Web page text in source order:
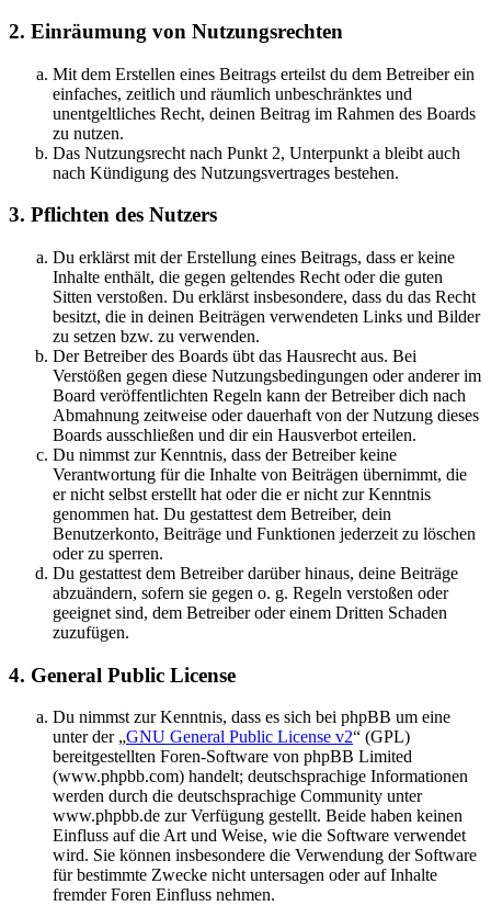
2. Einräumung von Nutzungsrechten
Mit dem Erstellen eines Beitrags erteilst du dem Betreiber ein
einfaches, zeitlich und räumlich unbeschränktes und
unentgeltliches Recht, deinen Beitrag im Rahmen des Boards
zu nutzen.
Das Nutzungsrecht nach Punkt 2, Unterpunkt a bleibt auch
nach Kündigung des Nutzungsvertrages bestehen.
3. Pflichten des Nutzers
Du erklärst mit der Erstellung eines Beitrags, dass er keine
Inhalte enthält, die gegen geltendes Recht oder die guten
Sitten verstoßen. Du erklärst insbesondere, dass du das Recht
besitzt, die in deinen Beiträgen verwendeten Links und Bilder
zu setzen bzw. zu verwenden.
Der Betreiber des Boards übt das Hausrecht aus. Bei
Verstößen gegen diese Nutzungsbedingungen oder anderer im
Board veröffentlichten Regeln kann der Betreiber dich nach
Abmahnung zeitweise oder dauerhaft von der Nutzung dieses
Boards ausschließen und dir ein Hausverbot erteilen.
Du nimmst zur Kenntnis, dass der Betreiber keine
Verantwortung für die Inhalte von Beiträgen übernimmt, die
er nicht selbst erstellt hat oder die er nicht zur Kenntnis
genommen hat. Du gestattest dem Betreiber, dein
Benutzerkonto, Beiträge und Funktionen jederzeit zu löschen
oder zu sperren.
Du gestattest dem Betreiber darüber hinaus, deine Beiträge
abzuändern, sofern sie gegen o. g. Regeln verstoßen oder
geeignet sind, dem Betreiber oder einem Dritten Schaden
zuzufügen.
4. General Public License
Du nimmst zur Kenntnis, dass es sich bei phpBB um eine
unter der „GNU General Public License v2“ (GPL)
bereitgestellten Foren-Software von phpBB Limited
(www.phpbb.com) handelt; deutschsprachige Informationen
werden durch die deutschsprachige Community unter
www.phpbb.de zur Verfügung gestellt. Beide haben keinen
Einfluss auf die Art und Weise, wie die Software verwendet
wird. Sie können insbesondere die Verwendung der Software
für bestimmte Zwecke nicht untersagen oder auf Inhalte
fremder Foren Einfluss nehmen.